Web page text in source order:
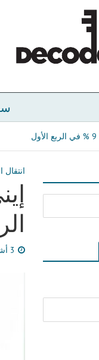
انتقال
3 أشهر مضى